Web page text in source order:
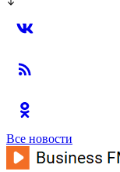
Все новости